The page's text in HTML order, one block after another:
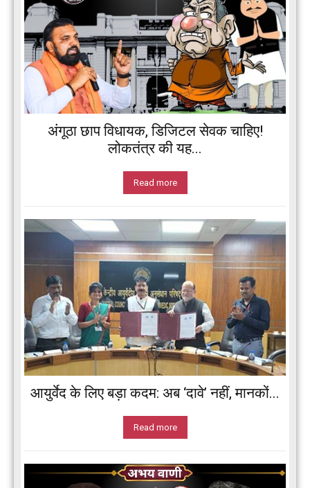
अंगूठा छाप विधायक, डिजिटल सेवक चाहिए!
लोकतंत्र की यह...
Read more
आयुर्वेद के लिए बड़ा कदम: अब ‘दावे’ नहीं, मानकों...
Read more